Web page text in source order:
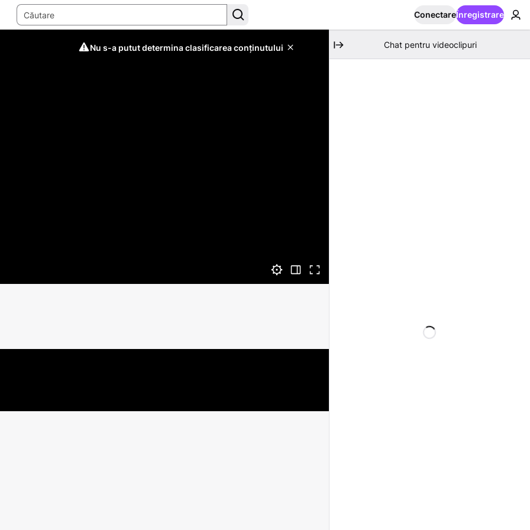
ConectareÎnregistrare
Nu s-a putut determina clasificarea conținutului Chat pentru videoclipuri